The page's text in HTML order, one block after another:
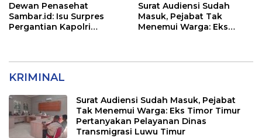
Dewan Penasehat
Sambar.id: Isu Surpres
Pergantian Kapolri
Surat Audiensi Sudah
Masuk, Pejabat Tak
Menemui Warga: Eks
KRIMINAL
Surat Audiensi Sudah Masuk, Pejabat
Tak Menemui Warga: Eks Timor Timur
Pertanyakan Pelayanan Dinas
Transmigrasi Luwu Timur